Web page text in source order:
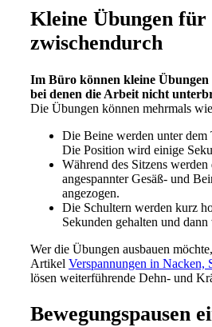
Kleine Übungen für
zwischendurch
Im Büro können kleine
bei denen die Arbeit nicht
Die Übungen können mehrmals
Die Beine werden unter dem
Die Position wird einige
Während des Sitzens
angespannter Gesäß- und
angezogen.
Die Schultern werden kurz
Sekunden gehalten und
Wer die Übungen ausbauen
Artikel Verspannungen in Nacken,
lösen weiterführende Dehn- und
Bewegungspausen